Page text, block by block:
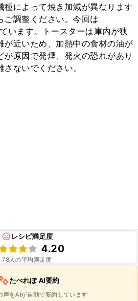
種によって焼き加減が異なります
ご調整ください。今回は
ます。トースターは庫内が狭
が近いため、加熱中の食材の油が
原因で発煙、発火の恐れがあり
ないでください。
レシピ満足度
4.20
78人の平均満足度
たべれぽ AI要約
声をAIが自動で要約しています